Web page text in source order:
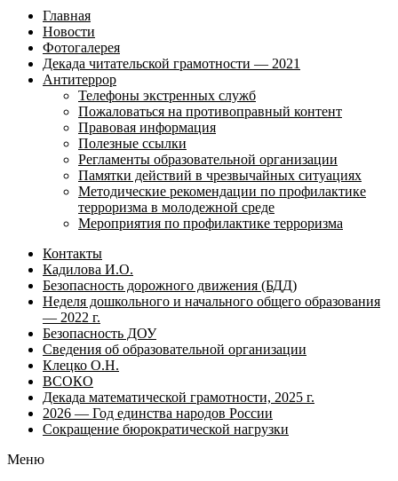
Главная
Новости
Фотогалерея
Декада читательской грамотности — 2021
Антитеррор
Телефоны экстренных служб
Пожаловаться на противоправный контент
Правовая информация
Полезные ссылки
Регламенты образовательной организации
Памятки действий в чрезвычайных ситуациях
Методические рекомендации по профилактике
терроризма в молодежной среде
Мероприятия по профилактике терроризма
Контакты
Кадилова И.О.
Безопасность дорожного движения (БДД)
Неделя дошкольного и начального общего образования
— 2022 г.
Безопасность ДОУ
Сведения об образовательной организации
Клецко О.Н.
ВСОКО
Декада математической грамотности, 2025 г.
2026 — Год единства народов России
Сокращение бюрократической нагрузки
Меню